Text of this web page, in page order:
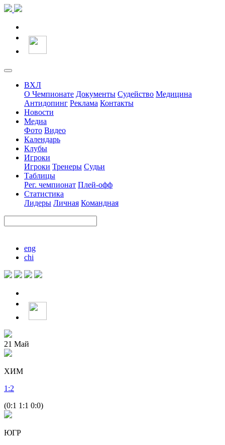
ВХЛ
О Чемпионате Документы Судейство Медицина
Антидопинг Реклама Контакты
Новости
Медиа
Фото Видео
Календарь
Клубы
Игроки
Игроки Тренеры Судьи
Таблицы
Рег. чемпионат Плей-офф
Статистика
Лидеры Личная Командная
eng
chi
21 Май
ХИМ
1 :2
(0:1 1:1 0:0)
ЮГР